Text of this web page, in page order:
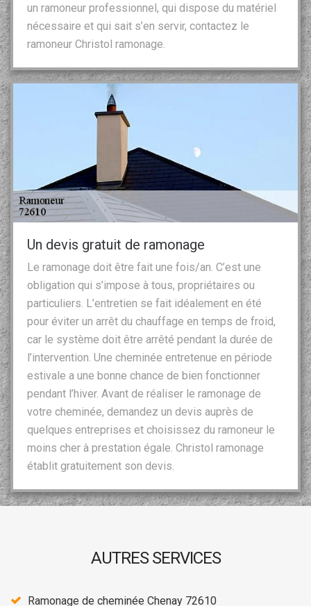
un ramoneur professionnel, qui dispose du matériel
nécessaire et qui sait s’en servir, contactez le
ramoneur Christol ramonage.
Un devis gratuit de ramonage
Le ramonage doit être fait une fois/an. C’est une
obligation qui s’impose à tous, propriétaires ou
particuliers. L’entretien se fait idéalement en été
pour éviter un arrêt du chauffage en temps de froid,
car le système doit être arrêté pendant la durée de
l’intervention. Une cheminée entretenue en période
estivale a une bonne chance de bien fonctionner
pendant l’hiver. Avant de réaliser le ramonage de
votre cheminée, demandez un devis auprès de
quelques entreprises et choisissez du ramoneur le
moins cher à prestation égale. Christol ramonage
établit gratuitement son devis.
AUTRES SERVICES
Ramonage de cheminée Chenay 72610